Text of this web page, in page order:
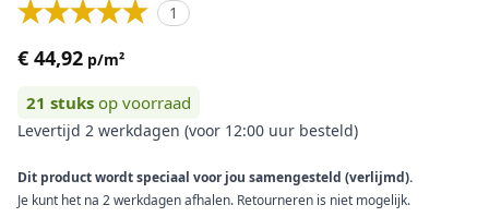
1
€ 44,92 p/m²
21 stuks op voorraad
Levertijd 2 werkdagen (voor 12:00 uur besteld)
Dit product wordt speciaal voor jou samengesteld (verlijmd).
Je kunt het na 2 werkdagen afhalen. Retourneren is niet mogelijk.